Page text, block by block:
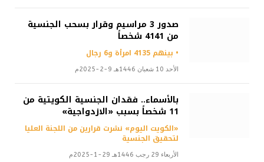
صدور 3 مراسيم وقرار بسحب الجنسية
من 4141 شخصاً
• بينهم 4135 امرأة و6 رجال
الأحد 10 شعبان 1446هـ 9-2-2025م
بالأسماء.. فقدان الجنسية الكويتية من
11 شخصاً بسبب «الازدواجية»
«الكويت اليوم» نشرت قرارين من اللجنة العليا
لتحقيق الجنسية
الأربعاء 29 رجب 1446هـ 29-1-2025م